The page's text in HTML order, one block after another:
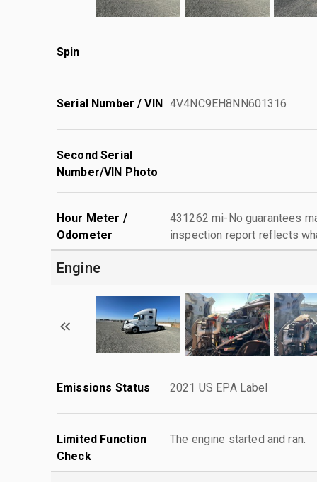
Spin
Serial Number / VIN 4V4NC9EH8NN601316
Second Serial
Number/VIN Photo
Hour Meter /
Odometer
431262 mi-No guarantees
inspection report reflects
Engine
Emissions Status 2021 US EPA Label
Limited Function
Check
The engine started and ran.